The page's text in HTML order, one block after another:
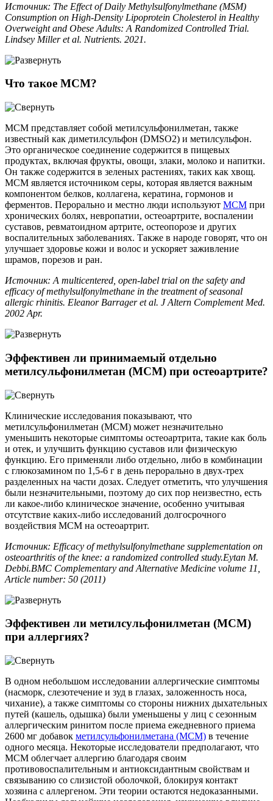
Источник: The Effect of Daily Methylsulfonylmethane (MSM)
Consumption on High-Density Lipoprotein Cholesterol in Healthy
Overweight and Obese Adults: A Randomized Controlled Trial.
Lindsey Miller et al. Nutrients. 2021.
Что такое МСМ?
МСМ представляет собой метилсульфонилметан, также
известный как диметилсульфон (DMSO2) и метилсульфон.
Это органическое соединение содержится в пищевых
продуктах, включая фрукты, овощи, злаки, молоко и напитки.
Он также содержится в зеленых растениях, таких как хвощ.
МСМ является источником серы, которая является важным
компонентом белков, коллагена, кератина, гормонов и
ферментов. Перорально и местно люди используют МСМ при
хронических болях, невропатии, остеоартрите, воспалении
суставов, ревматоидном артрите, остеопорозе и других
воспалительных заболеваниях. Также в народе говорят, что он
улучшает здоровье кожи и волос и ускоряет заживление
шрамов, порезов и ран.
Источник: A multicentered, open-label trial on the safety and
efficacy of methylsulfonylmethane in the treatment of seasonal
allergic rhinitis. Eleanor Barrager et al. J Altern Complement Med.
2002 Apr.
Эффективен ли принимаемый отдельно
метилсульфонилметан (МСМ) при остеоартрите?
Клинические исследования показывают, что
метилсульфонилметан (МСМ) может незначительно
уменьшить некоторые симптомы остеоартрита, такие как боль
и отек, и улучшить функцию суставов или физическую
функцию. Его применяли либо отдельно, либо в комбинации
с глюкозамином по 1,5-6 г в день перорально в двух-трех
разделенных на части дозах. Следует отметить, что улучшения
были незначительными, поэтому до сих пор неизвестно, есть
ли какое-либо клиническое значение, особенно учитывая
отсутствие каких-либо исследований долгосрочного
воздействия МСМ на остеоартрит.
Источник: Efficacy of methylsulfonylmethane supplementation on
osteoarthritis of the knee: a randomized controlled study.Eytan M.
Debbi.BMC Complementary and Alternative Medicine volume 11,
Article number: 50 (2011)
Эффективен ли метилсульфонилметан (МСМ)
при аллергиях?
В одном небольшом исследовании аллергические симптомы
(насморк, слезотечение и зуд в глазах, заложенность носа,
чихание), а также симптомы со стороны нижних дыхательных
путей (кашель, одышка) были уменьшены у лиц с сезонным
аллергическим ринитом после приема ежедневного приема
2600 мг добавок метилсульфонилметана (МСМ) в течение
одного месяца. Некоторые исследователи предполагают, что
МСМ облегчает аллергию благодаря своим
противовоспалительным и антиоксидантным свойствам и
связыванию со слизистой оболочкой, блокируя контакт
хозяина с аллергеном. Эти теории остаются недоказанными.